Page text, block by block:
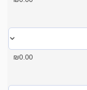
₪0.00